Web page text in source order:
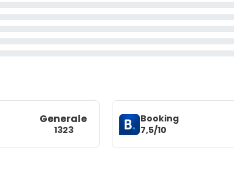
Generale
1323
Booking
7,5/10